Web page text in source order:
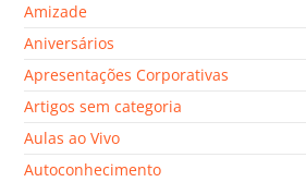
Amizade
Aniversários
Apresentações Corporativas
Artigos sem categoria
Aulas ao Vivo
Autoconhecimento